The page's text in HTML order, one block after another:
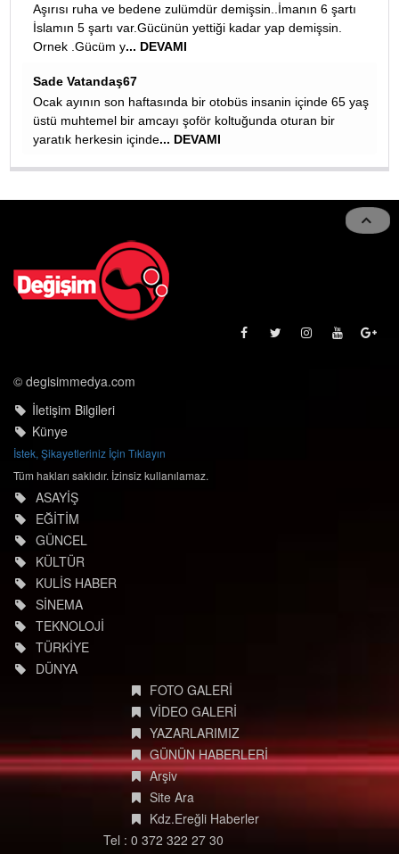
6 şartı
65 yaş
REMZİYE TURKOGLU
Çok çok faydalı bilgiler ortepedi doktorumuz erol
fast-food besleniyorlar
© degisimmedya.com
Künye
Tüm hakları saklıdır. İzinsiz kullanılamaz.
ASAYİŞ
EĞİTİM
GÜNCEL
KÜLTÜR
KULİS HABER
SİNEMA
TEKNOLOJİ
TÜRKİYE
DÜNYA
GÜNÜN HABERLERİ
Arşiv
Site Ara
Kdz.Ereğli Haberler
Tel : 0 372 322 27 30
E-posta: info@degisimmedya.com